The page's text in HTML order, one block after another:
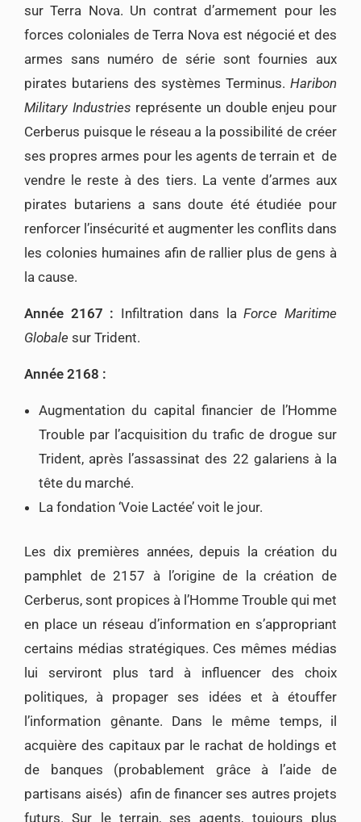
sur Terra Nova. Un contrat d’armement pour les
forces coloniales de Terra Nova est négocié et des
armes sans numéro de série sont fournies aux
pirates butariens des systèmes Terminus. Haribon
Military Industries représente un double enjeu pour
Cerberus puisque le réseau a la possibilité de créer
ses propres armes pour les agents de terrain et de
vendre le reste à des tiers. La vente d’armes aux
pirates butariens a sans doute été étudiée pour
renforcer l’insécurité et augmenter les conflits dans
les colonies humaines afin de rallier plus de gens à
la cause.
Année 2167 : Infiltration dans laForce Maritime
Globale sur Trident.
Année 2168 :
Augmentation du capital financier de l’Homme
Trouble par l’acquisition du trafic de drogue sur
Trident, après l’assassinat des 22 galariens à la
tête du marché.
La fondation ‘Voie Lactée’ voit le jour.
Les dix premières années, depuis la création du
pamphlet de 2157 à l’origine de la création de
Cerberus, sont propices à l’Homme Trouble qui met
en place un réseau d’information en s’appropriant
certains médias stratégiques. Ces mêmes médias
lui serviront plus tard à influencer des choix
politiques, à propager ses idées et à étouffer
l’information gênante. Dans le même temps, il
acquière des capitaux par le rachat de holdings et
de banques (probablement grâce à l’aide de
partisans aisés) afin de financer ses autres projets
futurs. Sur le terrain, ses agents, toujours plus